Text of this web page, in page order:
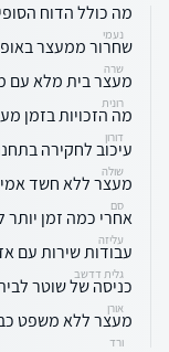
מה כולל הדוח
נעמי
שחרור ממעצר
שרה
מעצר בית מלא עם
רונית
מה הזכויות בזמן
דורון
עיכוב לחקירה
שולה
מעצר ללא חשד
סם
אחרי כמה זמן יותר
עליזה
עבודות שירות עם
גלית דדשב
כניסה של שוטר
אורן
מעצר ללא משפט כבר
ורד